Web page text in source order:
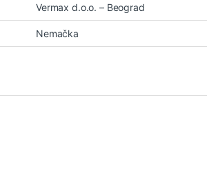
Vermax d.o.o. – Beograd
Nemačka